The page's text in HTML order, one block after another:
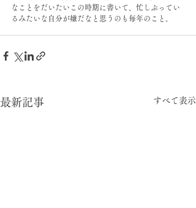
なことをだいたいこの時期に書いて、忙しぶってい
るみたいな自分が嫌だなと思うのも毎年のこと。
最新記事 すべて表示